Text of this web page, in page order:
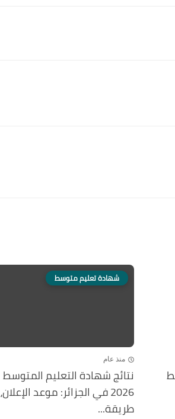
شهادة تعليم متوسط
منذ عام
نتائج شهادة التعليم المتوسط
2026 في الجزائر: موعد الإعلان،
طريقة...